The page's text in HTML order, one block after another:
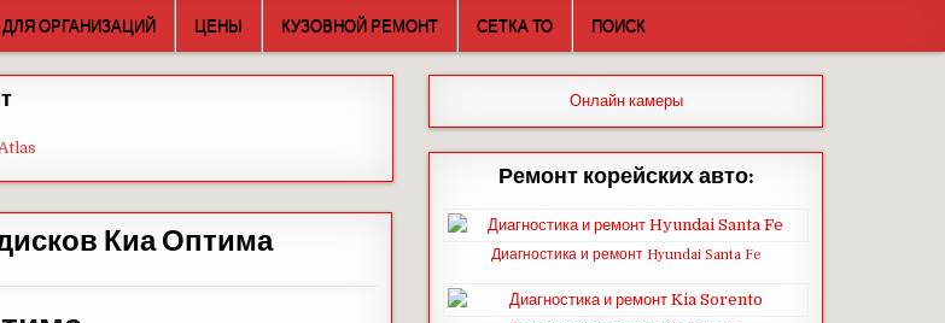
ДЛЯ ОРГАНИЗАЦИЙ ЦЕНЫ КУЗОВНОЙ РЕМОНТ СЕТКА ТО ПОИСК
Киа Оптима
Онлайн камеры
Ремонт корейских авто:
Диагностика и ремонт Hyundai Santa Fe